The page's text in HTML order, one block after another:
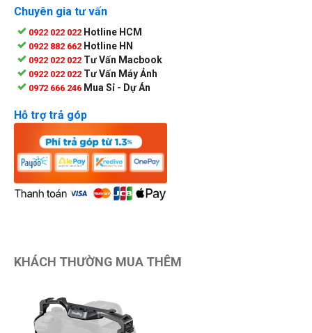
Chuyên gia tư vấn
0922 022 022 Hotline HCM
0922 882 662 Hotline HN
0922 022 022 Tư Vấn Macbook
0922 022 022 Tư Vấn Máy Ảnh
0972 666 246 Mua Sỉ - Dự Án
Hỗ trợ trả góp
KHÁCH THƯỜNG MUA THÊM